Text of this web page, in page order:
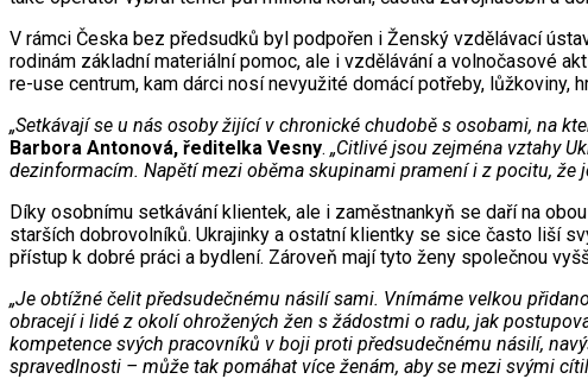
V rámci Česka bez předsudků byl podpořen i Ženský vzdělávací
rodinám základní materiální pomoc, ale i vzdělávání a volnočasové
re-use centrum, kam dárci nosí nevyužité domácí potřeby, lůžkoviny,
„Setkávají se u nás osoby žijící v chronické chudobě s osobami, na
Barbora Antonová, ředitelka Vesny. „Citlivé jsou zejména vztahy
dezinformacím. Napětí mezi oběma skupinami pramení i z pocitu, že
Díky osobnímu setkávání klientek, ale i zaměstnankyň se daří na
starších dobrovolníků. Ukrajinky a ostatní klientky se sice často liší
přístup k dobré práci a bydlení. Zároveň mají tyto ženy společnou
„Je obtížné čelit předsudečnému násilí sami. Vnímáme velkou
obracejí i lidé z okolí ohrožených žen s žádostmi o radu, jak
kompetence svých pracovníků v boji proti předsudečnému násilí,
spravedlnosti – může tak pomáhat více ženám, aby se mezi svými